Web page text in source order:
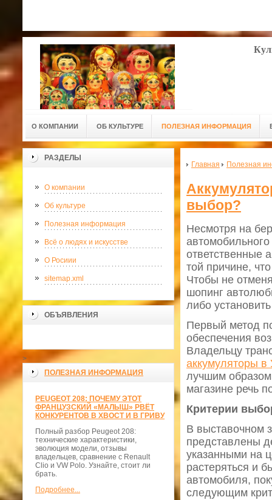
О КОМПАНИИ ОБ КУЛЬТУРЕ ПОЛЕЗНАЯ ИНФОРМАЦИЯ
РАЗДЕЛЫ
О компании
Об культуре
Полезная информация
Всё о людях и искусстве
О Росиии
sitemap.xml
ОБЪЯВЛЕНИЯ
>
ПОЛЕЗНАЯ ИНФОРМАЦИЯ
PEUGEOT 208: ПОЧЕМУ ЭТОТ
ФРАНЦУЗСКИЙ «МАЛЫШ» РВЁТ
КОНКУРЕНТОВ В ХВОСТ И В ГРИВУ
Полный разбор Peugeot 208:
технические характеристики,
эволюция модели, отзывы
владельцев, сравнение с Renault
Clio и VW Polo. Узнайте, стоит ли
брать.
Подробнее...
Главная Полезная
выбор?
Несмотря на
ответственные
той причине,
Чтобы не
шопинг
либо
Первый метод
обеспечения
Владельцу
аккумуляторы
лучшим
магазине речь
Критерии
В выставочном
представлены
указанными на
растеряться и
автомобиля,
следующим